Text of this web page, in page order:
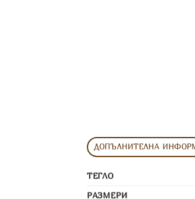
ДОПЪЛНИТЕЛНА
ТЕГЛО
РАЗМЕРИ